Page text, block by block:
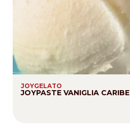
JOYGELATO
JOYPASTE VANIGLIA CARIBE